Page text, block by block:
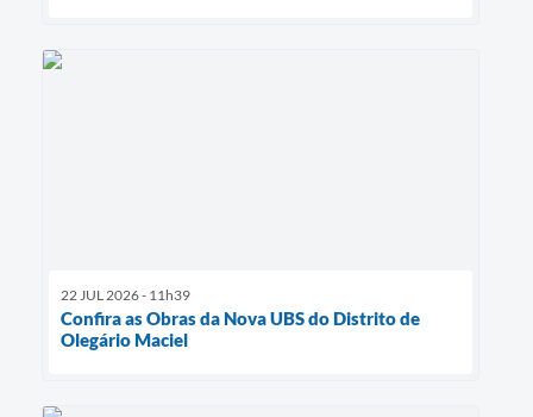
22 JUL 2026 - 11h39
Confira as Obras da Nova UBS do Distrito de
Olegário Maciel